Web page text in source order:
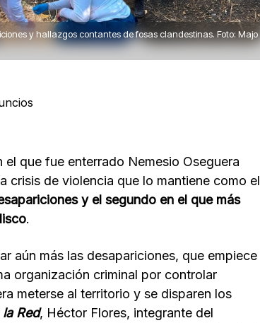
y hallazgos contantes de fosas clandestinas. Foto: Majo
el que fue enterrado Nemesio Oseguera
crisis de violencia que lo mantiene como el
y el segundo en el que más
.
aún más las desapariciones, que empiece
organización criminal por controlar
meterse al territorio y se disparen los
Red, Héctor Flores, integrante del